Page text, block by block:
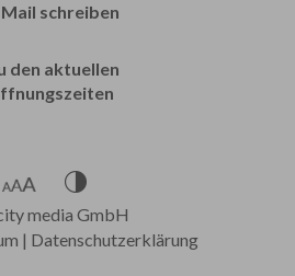
Mail schreiben
den aktuellen
media GmbH
| Datenschutzerklärung